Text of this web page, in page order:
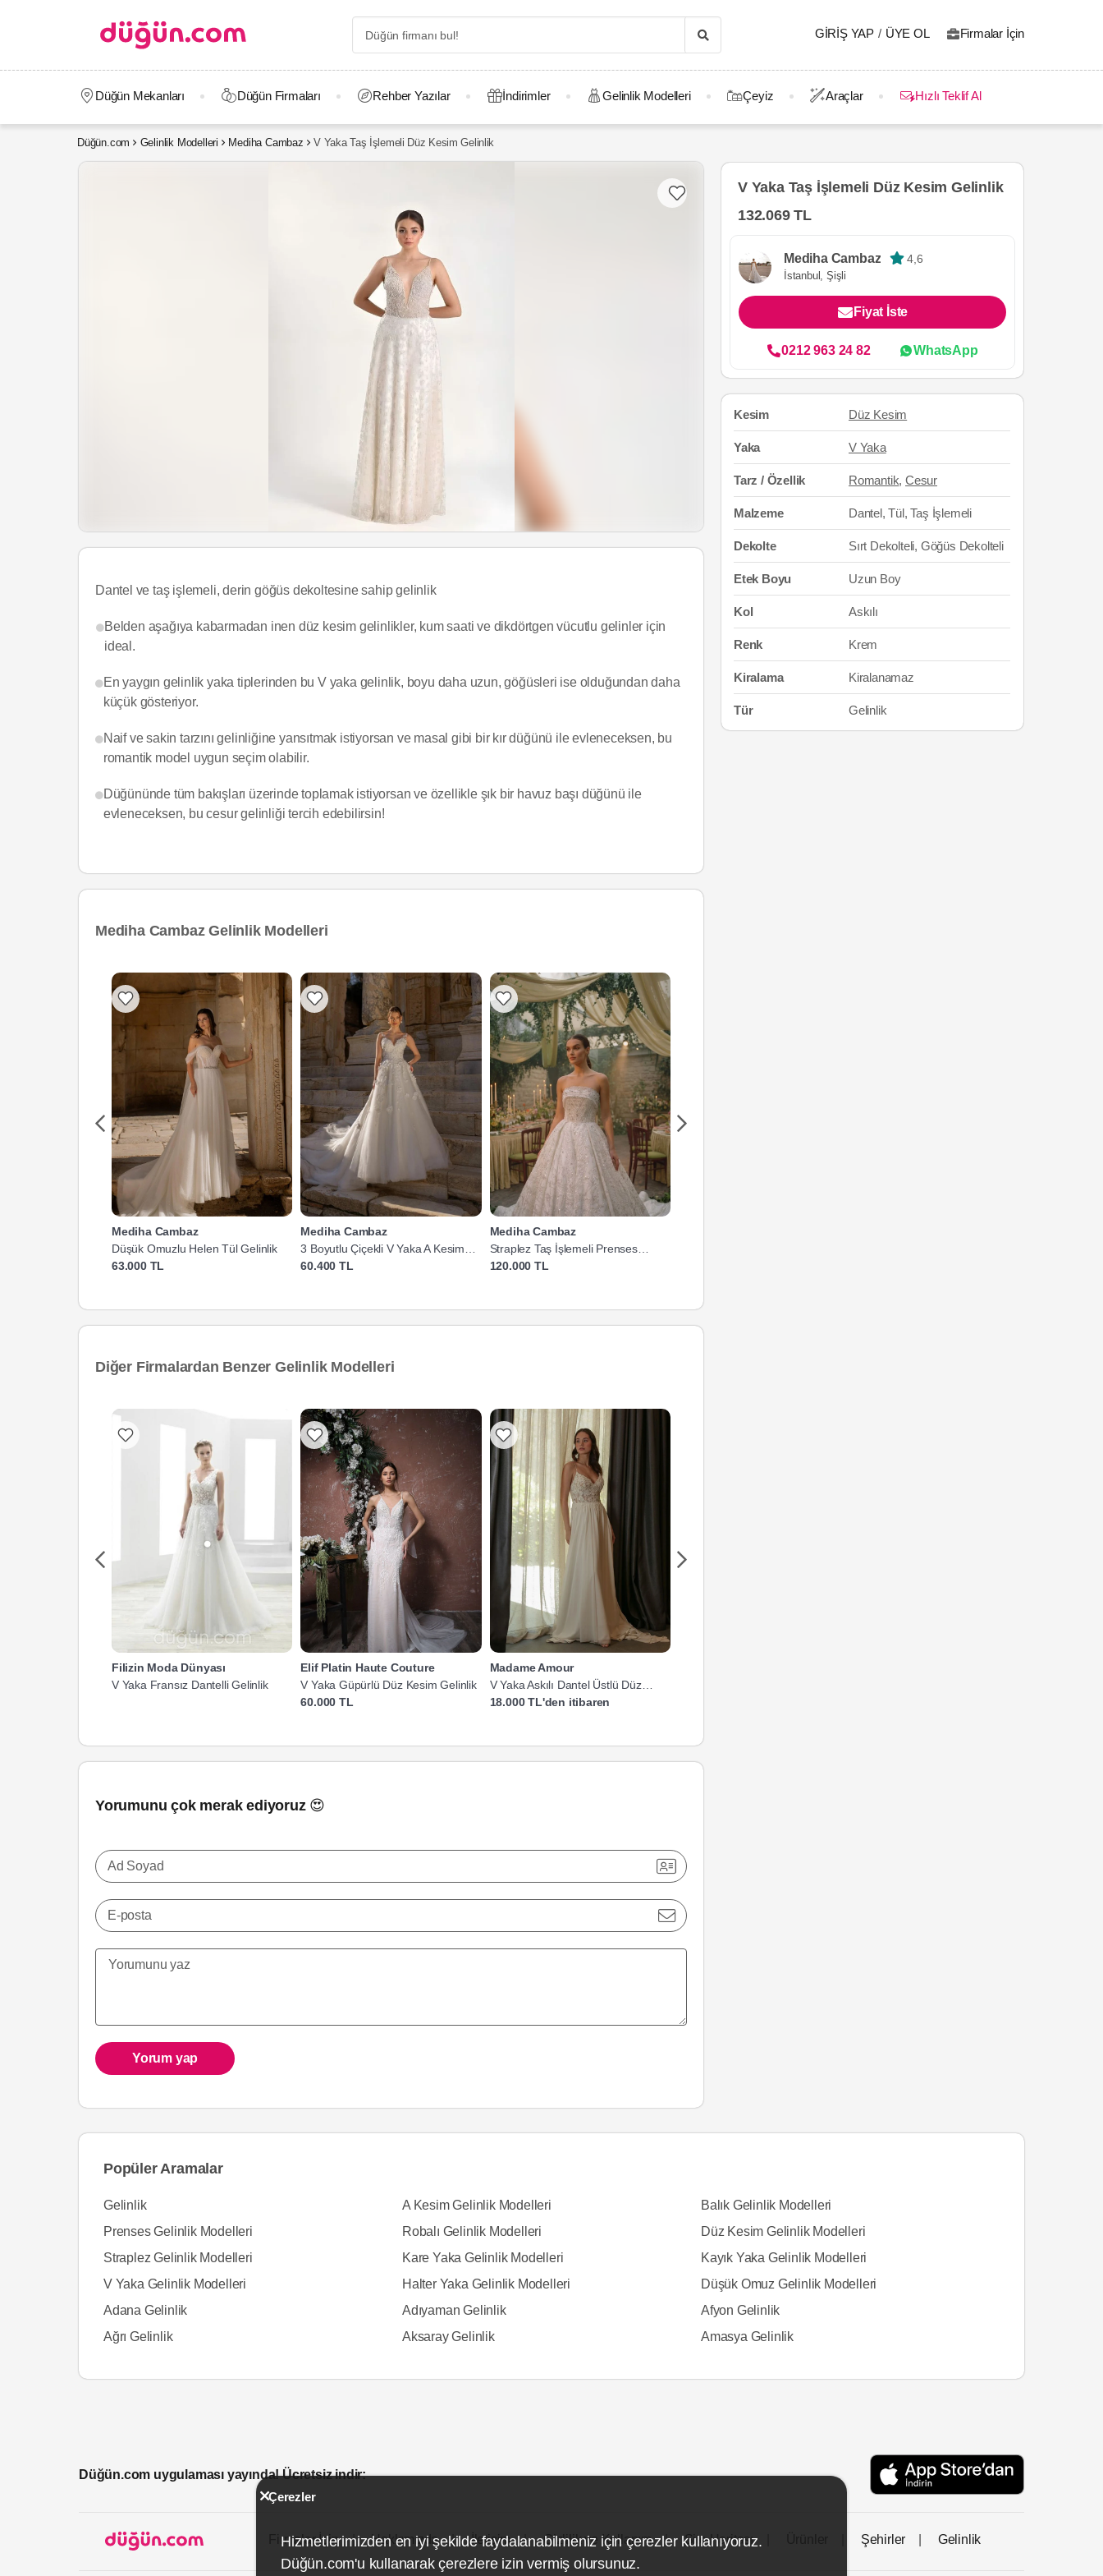
GIRIŞ YAP / ÜYE OL Firmalar İçin
Düğün Mekanları Düğün Firmaları Rehber Yazılar İndirimler Gelinlik Modelleri Çeyiz Araçlar Hızlı Teklif Al
Düğün.com Gelinlik Modelleri Mediha Cambaz V Yaka Taş İşlemeli Düz Kesim Gelinlik
Dantel ve taş işlemeli, derin göğüs dekoltesine sahip gelinlik
Belden aşağıya kabarmadan inen düz kesim gelinlikler, kum saati ve dikdörtgen vücutlu gelinler için
ideal.
En yaygın gelinlik yaka tiplerinden bu V yaka gelinlik, boyu daha uzun, göğüsleri ise olduğundan daha
küçük gösteriyor.
Naif ve sakin tarzını gelinliğine yansıtmak istiyorsan ve masal gibi bir kır düğünü ile evleneceksen, bu
romantik model uygun seçim olabilir.
Düğününde tüm bakışları üzerinde toplamak istiyorsan ve özellikle şık bir havuz başı düğünü ile
evleneceksen, bu cesur gelinliği tercih edebilirsin!
Mediha Cambaz Gelinlik Modelleri
Mediha Cambaz
Düşük Omuzlu Helen Tül Gelinlik
63.000 TL
Mediha Cambaz
3 Boyutlu Çiçekli V Yaka A Kesim
Gelinlik
60.400 TL
Mediha Cambaz
Straplez Taş İşlemeli Prenses
Gelinlik
120.000 TL
Diğer Firmalardan Benzer Gelinlik Modelleri
Filizin Moda Dünyası
V Yaka Fransız Dantelli Gelinlik
Elif Platin Haute Couture
V Yaka Güpürlü Düz Kesim Gelinlik
60.000 TL
Madame Amour
V Yaka Askılı Dantel Üstlü Düz
Kesim Gelinlik
18.000 TL'den itibaren
Yorumunu çok merak ediyoruz 😍
Ad Soyad
E-posta
Yorum yap
V Yaka Taş İşlemeli Düz Kesim Gelinlik
132.069 TL
Mediha Cambaz 4,6
İstanbul, Şişli
Fiyat İste
0212 963 24 82 WhatsApp
Kesim Düz Kesim
Yaka V Yaka
Tarz / Özellik Romantik,Cesur
Malzeme Dantel, Tül, Taş İşlemeli
Dekolte Sırt Dekolteli, Göğüs Dekolteli
Etek Boyu Uzun Boy
Kol Askılı
Renk Krem
Kiralama Kiralanamaz
Tür Gelinlik
Popüler Aramalar
Gelinlik A Kesim Gelinlik Modelleri
Balık Gelinlik Modelleri
Prenses Gelinlik Modelleri
Robalı Gelinlik Modelleri
Düz Kesim Gelinlik Modelleri
Straplez Gelinlik Modelleri
Kare Yaka Gelinlik Modelleri
Kayık Yaka Gelinlik Modelleri
V Yaka Gelinlik Modelleri
Halter Yaka Gelinlik Modelleri
Düşük Omuz Gelinlik Modelleri
Adana Gelinlik
Adıyaman Gelinlik
Afyon Gelinlik
Ağrı Gelinlik
Aksaray Gelinlik Amasya Gelinlik
Düğün.com uygulaması yayında! Ücretsiz indir:
Firmalar İçin Hakkımızda İletişim Gizlilik ve Kullanım Site Haritası Şehirler Gelinlik
Çerezler
Hizmetlerimizden en iyi şekilde faydalanabilmeniz için çerezler kullanıyoruz.
Düğün.com'u kullanarak çerezlere izin vermiş olursunuz.